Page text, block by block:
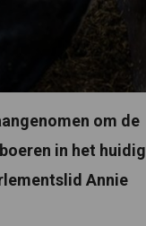
om de
in het huidig
Annie